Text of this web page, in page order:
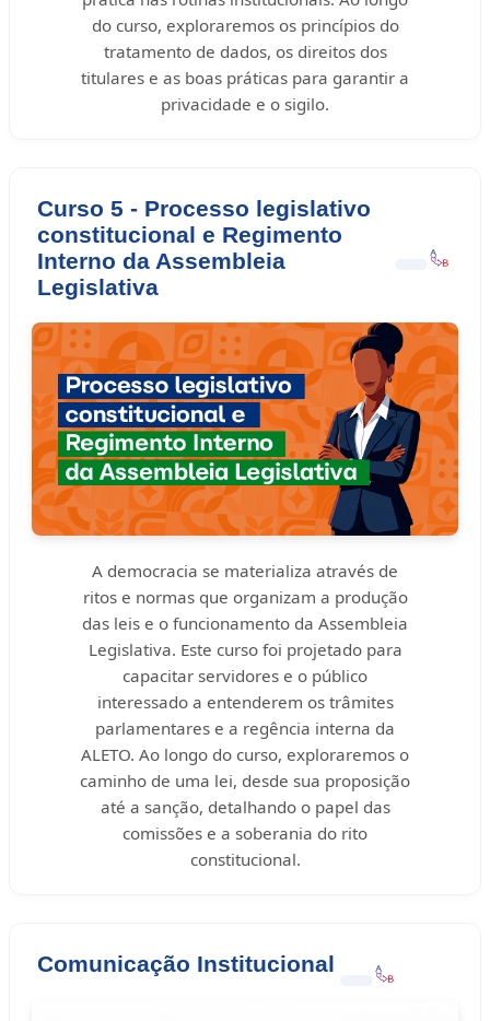
do curso, exploraremos os princípios do
tratamento de dados, os direitos dos
titulares e as boas práticas para garantir a
privacidade e o sigilo.
Curso 5 - Processo legislativo
constitucional e Regimento
Interno da Assembleia
Legislativa
A democracia se materializa através de
ritos e normas que organizam a produção
das leis e o funcionamento da Assembleia
Legislativa. Este curso foi projetado para
capacitar servidores e o público
interessado a entenderem os trâmites
parlamentares e a regência interna da
ALETO. Ao longo do curso, exploraremos o
caminho de uma lei, desde sua proposição
até a sanção, detalhando o papel das
comissões e a soberania do rito
constitucional.
Comunicação Institucional